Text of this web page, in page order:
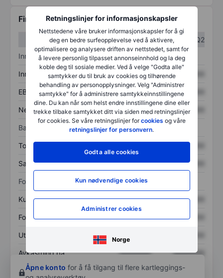
Retningslinjer for informasjonskapsler
Nettstedene våre bruker informasjonskapsler for å gi
deg en bedre surfeopplevelse ved å aktivere,
optimalisere og analysere driften av nettstedet, samt for
å levere personlig tilpasset annonseinnhold og la deg
koble deg til sosiale medier. Ved å velge "Godta alle"
samtykker du til bruk av cookies og tilhørende
behandling av personopplysninger. Velg "Administrer
samtykke" for å administrere samtykkeinnstillingene
dine. Du kan når som helst endre innstillingene dine eller
trekke tilbake samtykket ditt via siden med retningslinjer
for cookies. Se våre retningslinjer forcookies og våre
retningslinjer for personvern.
Godta alle cookies
Kun nødvendige cookies
Administrer cookies
Norge
Finansiell informasjon
Q1
Q2
Inntektsoversikt
Inntekter XXXXXXX XXXXXXX
EBITDA XXXXXXX XXXXXXX
Nettoinntekt XXXXXXX XXXXXXX
Balanse
Totale eiendeler XXXXXXX
Samlet gjeld XXXXXXX XXXXXXX
Forholdstall
Kurs/salg XXXXXXX XXXXXXX
Fortjeneste per aksje XXXXXXX XXXXXXX
Utbytte per aksje
Avkastning på
egenkapital
XXXXXXX
XXXXXXX
Åpne konto for å få tilgang til flere kartleggings-